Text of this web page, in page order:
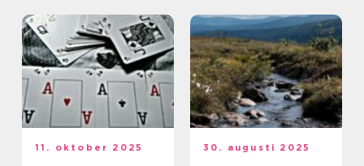
11. oktober 2025 30. augusti 2025